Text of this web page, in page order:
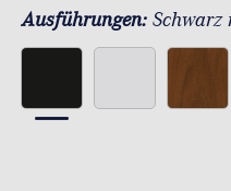
Ausführungen: Schwarz